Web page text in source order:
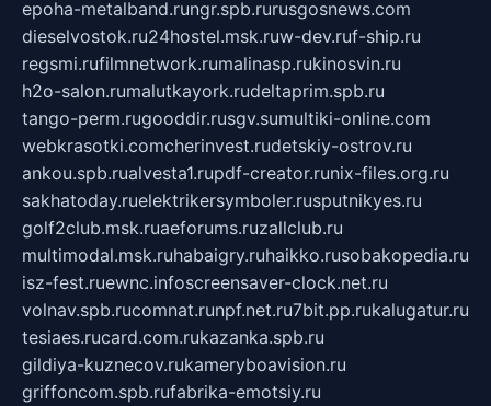
epoha-metalband.rungr.spb.rurusgosnews.com
dieselvostok.ru24hostel.msk.ruw-dev.ruf-ship.ru
regsmi.rufilmnetwork.rumalinasp.rukinosvin.ru
h2o-salon.rumalutkayork.rudeltaprim.spb.ru
tango-perm.rugooddir.rusgv.sumultiki-online.com
webkrasotki.comcherinvest.rudetskiy-ostrov.ru
ankou.spb.rualvesta1.rupdf-creator.runix-files.org.ru
sakhatoday.ruelektrikersymboler.rusputnikyes.ru
golf2club.msk.ruaeforums.ruzallclub.ru
multimodal.msk.ruhabaigry.ruhaikko.rusobakopedia.ru
isz-fest.ruewnc.infoscreensaver-clock.net.ru
volnav.spb.rucomnat.runpf.net.ru7bit.pp.rukalugatur.ru
tesiaes.rucard.com.rukazanka.spb.ru
gildiya-kuznecov.rukameryboavision.ru
griffoncom.spb.rufabrika-emotsiy.ru